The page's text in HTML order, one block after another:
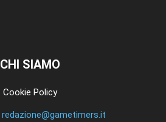
CHI SIAMO
Cookie Policy
redazione@gametimers.it